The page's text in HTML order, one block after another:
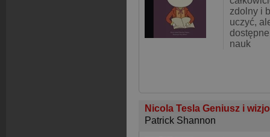
zdolny i
uczyć,
nauk
Nicola Tesla Geniusz i
Patrick Shannon